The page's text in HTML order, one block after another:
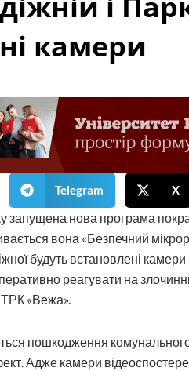
камери
Telegram X
запущена нова програма
вона «Безпечний
будуть встановлені
реагувати на злочинні
«Вежа».
пошкодження
Адже камери